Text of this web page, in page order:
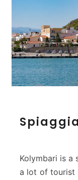
Kolymbari is a
a lot of tourist